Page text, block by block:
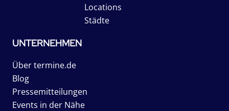
Locations
Städte
UNTERNEHMEN
Über termine.de
Blog
Pressemitteilungen
Events in der Nähe